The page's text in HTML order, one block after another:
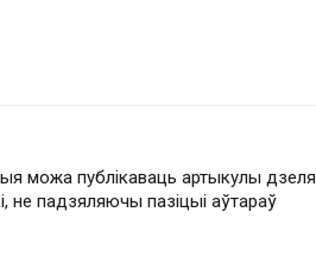
можа публікаваць артыкулы дзеля
не падзяляючы пазіцыі аўтараў